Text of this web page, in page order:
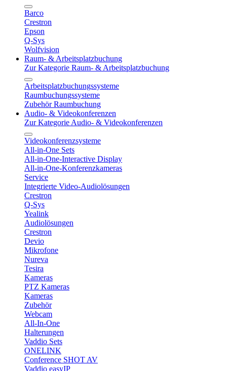
Barco
Crestron
Epson
Q-Sys
Wolfvision
Raum- & Arbeitsplatzbuchung
Zur Kategorie Raum- & Arbeitsplatzbuchung
Arbeitsplatzbuchungssysteme
Raumbuchungssysteme
Zubehör Raumbuchung
Audio- & Videokonferenzen
Zur Kategorie Audio- & Videokonferenzen
Videokonferenzsysteme
All-in-One Sets
All-in-One-Interactive Display
All-in-One-Konferenzkameras
Service
Integrierte Video-Audiolösungen
Crestron
Q-Sys
Yealink
Audiolösungen
Crestron
Devio
Mikrofone
Nureva
Tesira
Kameras
PTZ Kameras
Kameras
Zubehör
Webcam
All-In-One
Halterungen
Vaddio Sets
ONELINK
Conference SHOT AV
Vaddio easyIP